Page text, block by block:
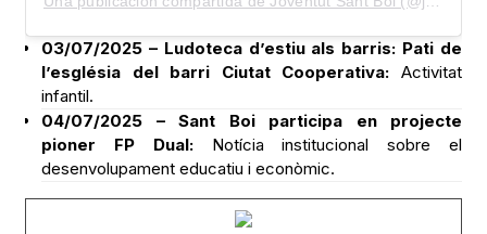
03/07/2025 – Ludoteca d’estiu als barris: Pati de
l’església del barri Ciutat Cooperativa: Activitat
infantil.
04/07/2025 – Sant Boi participa en projecte
pioner FP Dual:Notícia institucional sobre el
desenvolupament educatiu i econòmic.